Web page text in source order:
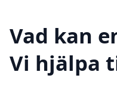
Vad kan
Vi hjälpa